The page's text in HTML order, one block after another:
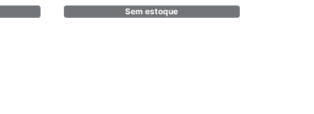
Sem estoque